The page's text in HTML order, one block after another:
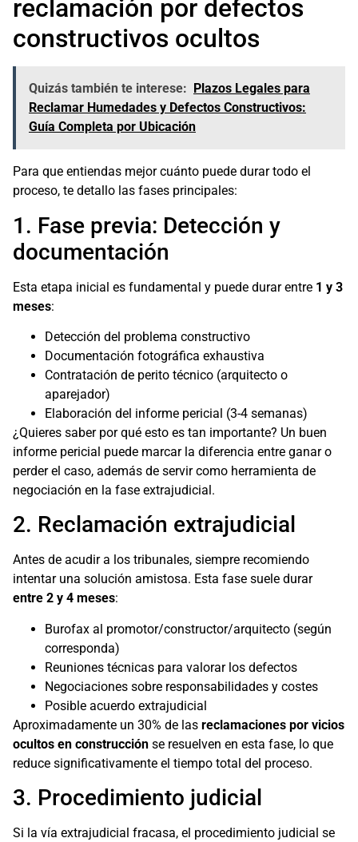
reclamación por defectos
constructivos ocultos
Quizás también te interese: Plazos Legales para
Reclamar Humedades y Defectos Constructivos:
Guía Completa por Ubicación
Para que entiendas mejor cuánto puede durar todo el
proceso, te detallo las fases principales:
1. Fase previa: Detección y
documentación
Esta etapa inicial es fundamental y puede durar entre 1 y 3
meses:
Detección del problema constructivo
Documentación fotográfica exhaustiva
Contratación de perito técnico (arquitecto o
aparejador)
Elaboración del informe pericial (3-4 semanas)
¿Quieres saber por qué esto es tan importante? Un buen
informe pericial puede marcar la diferencia entre ganar o
perder el caso, además de servir como herramienta de
negociación en la fase extrajudicial.
2. Reclamación extrajudicial
Antes de acudir a los tribunales, siempre recomiendo
intentar una solución amistosa. Esta fase suele durar
entre 2 y 4 meses:
Burofax al promotor/constructor/arquitecto (según
corresponda)
Reuniones técnicas para valorar los defectos
Negociaciones sobre responsabilidades y costes
Posible acuerdo extrajudicial
Aproximadamente un 30% de las reclamaciones por vicios
ocultos en construcción se resuelven en esta fase, lo que
reduce significativamente el tiempo total del proceso.
3. Procedimiento judicial
Si la vía extrajudicial fracasa, el procedimiento judicial se